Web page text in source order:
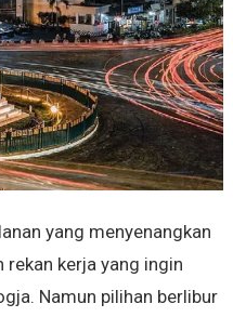
yang menyenangkan
rekan kerja yang ingin
Namun pilihan berlibur